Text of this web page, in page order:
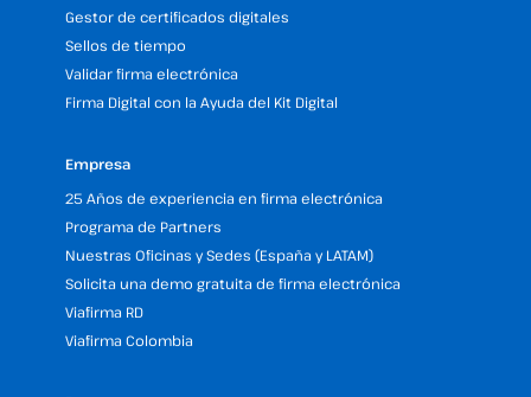
Gestor de certificados digitales
Sellos de tiempo
Validar firma electrónica
Firma Digital con la Ayuda del Kit Digital
Empresa
25 Años de experiencia en firma electrónica
Programa de Partners
Nuestras Oficinas y Sedes (España y LATAM)
Solicita una demo gratuita de firma electrónica
Viafirma RD
Viafirma Colombia